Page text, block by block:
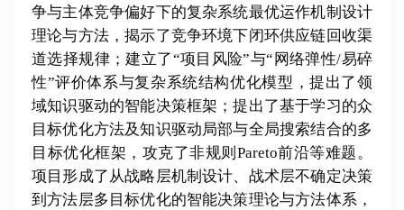
争与主体竞争偏好下的复杂系统最优运作机制设计
理论与方法，揭示了竞争环境下闭环供应链回收渠
道选择规律；建立了“项目风险”与“网络弹性/易碎
性”评价体系与复杂系统结构优化模型，提出了领
域知识驱动的智能决策框架；提出了基于学习的众
目标优化方法及知识驱动局部与全局搜索结合的多
目标优化框架，攻克了非规则Pareto前沿等难题。
项目形成了从战略层机制设计、战术层不确定决策
到方法层多目标优化的智能决策理论与方法体系，